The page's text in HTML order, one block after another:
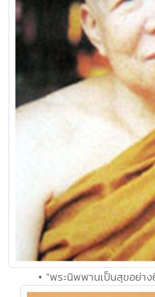
• "พระนิพพานเป็นสุขอย่า